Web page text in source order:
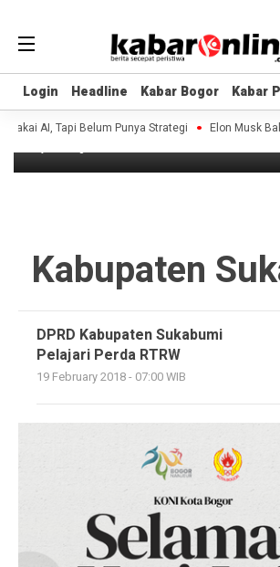
Login Headline Kabar Bogor Kabar
Login Headline Kabar Bogor Kabar
AI, Tapi Belum Punya Strategi Elon Musk
Headline
DPRD Kabupaten Sukabumi
Perda RTRW
Kabupaten
DPRD Kabupaten Sukabumi
Pelajari Perda RTRW
19 February 2018 - 07:00 WIB